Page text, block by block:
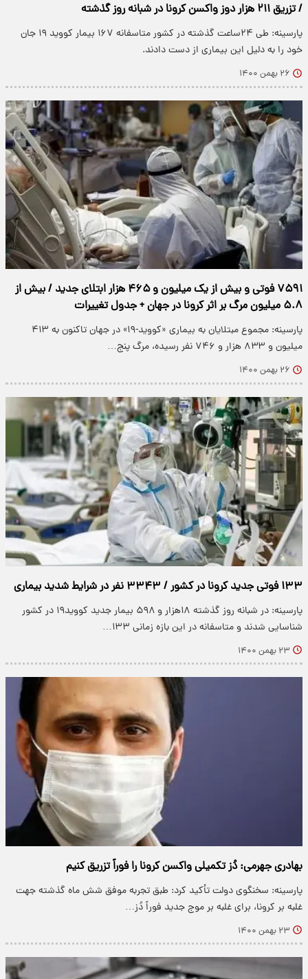
/ تزریق ۲۱۱ هزار دوز واکسن کرونا در شبانه روز گذشته
پارسینه: طی ۲۴ساعت گذشته در کشور متاسفانه ۱۶۷ بیمار کووید ۱۹ جان
خود را به دلیل این بیماری از دست دادند.
۲۶ بهمن ۱۴۰۰
۷۵۹۱ فوتی و بیش از یک میلیون و ۴۶۵ هزار ابتلای جدید / بیش از
۵.۸ میلیون مرگ بر اثر کرونا در جهان + جدول تغییرات
پارسینه: مجموع مبتلایان به بیماری «کووید-۱۹» در جهان تاکنون به ۴۱۳
میلیون و ۸۳۳ هزار و ۷۴۶ نفر رسیده، مرگ پنج…
۲۶ بهمن ۱۴۰۰
۱۳۳ فوتی جدید کرونا در کشور / ۳۳۴۳ نفر در شرایط شدید بیماری
پارسینه: در شبانه روز گذشته ۱۸هزار و ۵۹۸ بیمار جدید کووید۱۹ در کشور
شناسایی شدند و متاسفانه در این بازه زمانی ۱۳۳…
۲۳ بهمن ۱۴۰۰
بهادری جهرمی: دُز تکمیلی واکسن کرونا را فوراً تزریق کنیم
پارسینه: سخنگوی دولت تأکید کرد: طبق تجربه موفق شش ماه گذشته جهت
غلبه بر کرونا، برای غلبه بر موج جدید فوراً دُز…
۲۳ بهمن ۱۴۰۰